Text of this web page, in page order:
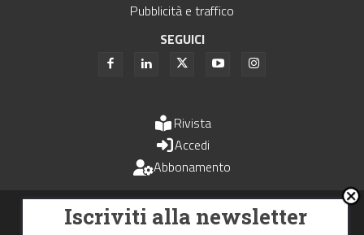
Pubblicità e traffico
SEGUICI
Rivista
Accedi
Abbonamento
Uomini e Trasporti è un periodico associato all'Unione Stampa
Periodica Italiana - USPI
Iscriviti alla newsletter